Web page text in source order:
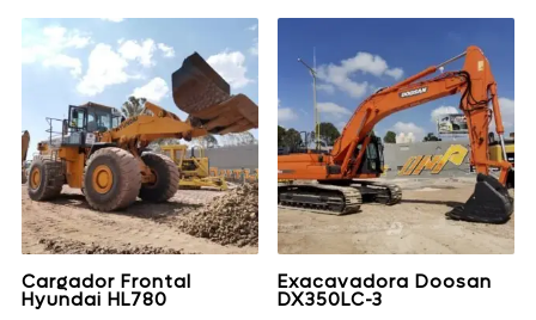
Cargador Frontal
Hyundai HL780
Exacavadora Doosan
DX350LC-3